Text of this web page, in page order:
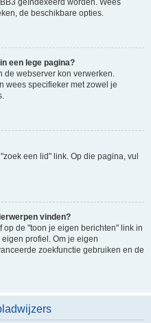
geïndexeerd worden. Wees
de beschikbare opties.
een lege pagina?
de webserver kon verwerken.
wees specifieker met zowel je
een lid" link. Op die pagina, vul
vinden?
de "toon je eigen berichten" link in
profiel. Om je eigen
zoekfunctie gebruiken en de